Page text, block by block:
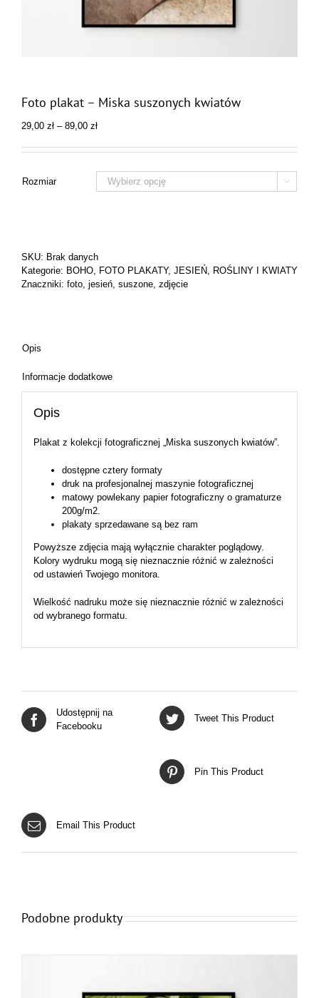
Foto plakat – Miska suszonych kwiatów
29,00 zł – 89,00 złZakres
od
89,00 zł
Rozmiar 
SKU: Brak danych
Kategorie: BOHO, FOTO PLAKATY, JESIEŃ, ROŚLINY I KWIATY
Znaczniki: foto, jesień, suszone, zdjęcie
Opis
Informacje dodatkowe
Opis
Plakat z kolekcji fotograficznej „Miska suszonych kwiatów”.
dostępne cztery formaty
druk na profesjonalnej maszynie fotograficznej
matowy powlekany papier fotograficzny o gramaturze
200g/m2.
plakaty sprzedawane są bez ram
Powyższe zdjęcia mają wyłącznie charakter poglądowy.
Kolory wydruku mogą się nieznacznie różnić w zależności
od ustawień Twojego monitora.
Wielkość nadruku może się nieznacznie różnić w zależności
od wybranego formatu.
Udostępnij na
Facebooku
Tweet This Product
Pin This Product
Email This Product
Podobne produkty